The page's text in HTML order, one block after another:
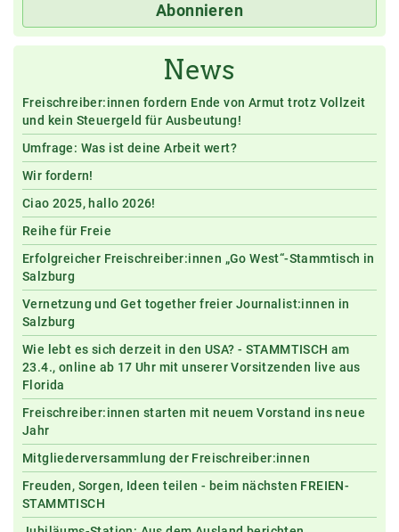
Abonnieren
News
Freischreiber:innen fordern Ende von Armut trotz Vollzeit
und kein Steuergeld für Ausbeutung!
Umfrage: Was ist deine Arbeit wert?
Wir fordern!
Ciao 2025, hallo 2026!
Reihe für Freie
Erfolgreicher Freischreiber:innen „Go West“-Stammtisch in
Salzburg
Vernetzung und Get together freier Journalist:innen in
Salzburg
Wie lebt es sich derzeit in den USA? - STAMMTISCH am
23.4., online ab 17 Uhr mit unserer Vorsitzenden live aus
Florida
Freischreiber:innen starten mit neuem Vorstand ins neue
Jahr
Mitgliederversammlung der Freischreiber:innen
Freuden, Sorgen, Ideen teilen - beim nächsten FREIEN-
STAMMTISCH